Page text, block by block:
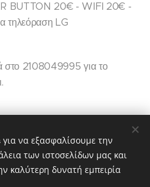
BUTTON 20€ - WIFI 20€ -
LG
στο 2108049995 για το
να εξασφαλίσουμε την
των ιστοσελίδων μας και
καλύτερη δυνατή εμπειρία